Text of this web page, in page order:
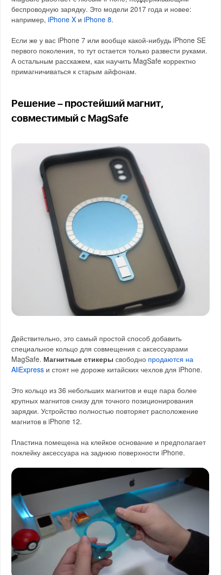
беспроводную зарядку. Это модели 2017 года и новее:
например,iPhone X иiPhone 8.
Если же у вас iPhone 7 или вообще какой-нибудь iPhone SE
первого поколения, то тут остается только развести руками.
А остальным расскажем, как научить MagSafe корректно
примагничиваться к старым айфонам.
Решение – простейший магнит,
совместимый с MagSafe
Действительно, это самый простой способ добавить
специальное кольцо для совмещения с аксессуарами
MagSafe. Магнитные стикеры свободно продаются на
AliExpress и стоят не дороже китайских чехлов для iPhone.
Это кольцо из 36 небольших магнитов и еще пара более
крупных магнитов снизу для точного позиционирования
зарядки. Устройство полностью повторяет расположение
магнитов в iPhone 12.
Пластина помещена на клейкое основание и предполагает
поклейку аксессуара на заднюю поверхности iPhone.